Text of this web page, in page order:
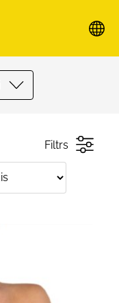
Filtrs